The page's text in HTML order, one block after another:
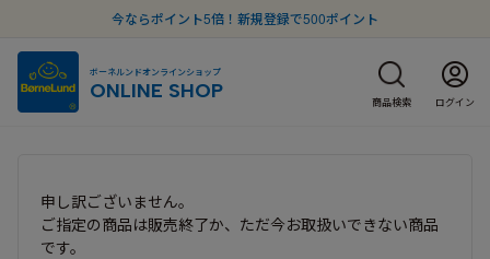
今ならポイント5倍！新規登録で500ポイント
ボーネルンドオンラインショップ
ONLINE SHOP 商品検索 ログイン
申し訳ございません。
ご指定の商品は販売終了か、ただ今お取扱いできない商品
です。